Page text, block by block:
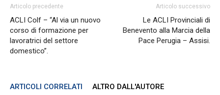
Articolo precedente
ACLI Colf – “Al via un nuovo
corso di formazione per
lavoratrici del settore
domestico”.
Articolo successivo
Le ACLI Provinciali di
Benevento alla Marcia della
Pace Perugia – Assisi.
ARTICOLI CORRELATI ALTRO DALL'AUTORE